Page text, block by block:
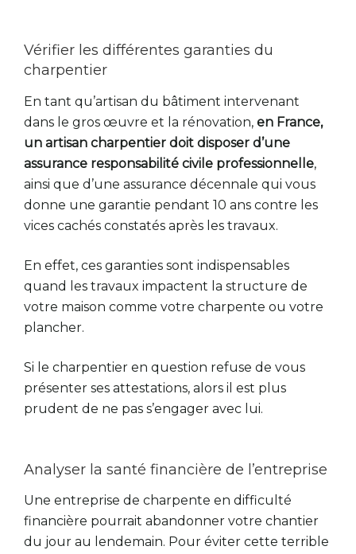
Vérifier les différentes garanties du
charpentier
En tant qu’artisan du bâtiment intervenant
dans le gros œuvre et la rénovation, en France,
un artisan charpentier doit disposer d’une
assurance responsabilité civile professionnelle,
ainsi que d’une assurance décennale qui vous
donne une garantie pendant 10 ans contre les
vices cachés constatés après les travaux.
En effet, ces garanties sont indispensables
quand les travaux impactent la structure de
votre maison comme votre charpente ou votre
plancher.
Si le charpentier en question refuse de vous
présenter ses attestations, alors il est plus
prudent de ne pas s’engager avec lui.
Analyser la santé financière de l’entreprise
Une entreprise de charpente en difficulté
financière pourrait abandonner votre chantier
du jour au lendemain. Pour éviter cette terrible